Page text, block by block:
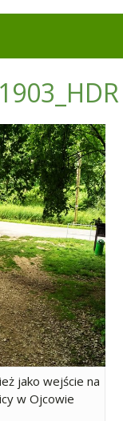
jako wejście na
w Ojcowie